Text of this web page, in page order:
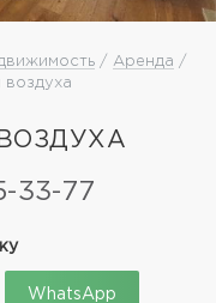
/ Аренда /
33-77
WhatsApp